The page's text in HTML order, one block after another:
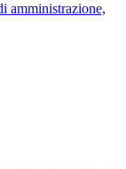
amministrazione,